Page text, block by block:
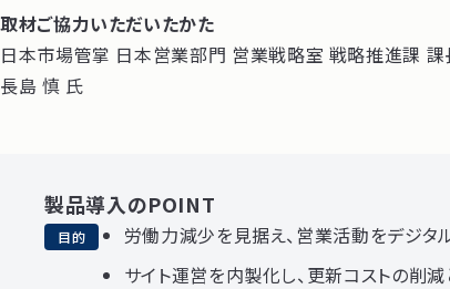
取材ご協力いただいたかた
日本市場管掌 日本営業部門 営業戦略室 戦略推進課 課
長島 慎 氏
製品導入のPOINT
目的
労働力減少を見据え、営業活動をデジタ
サイト運営を内製化し、更新コストの削